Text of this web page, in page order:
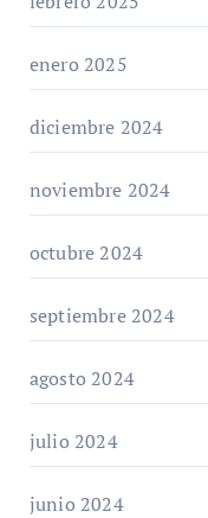
enero 2025
diciembre 2024
noviembre 2024
octubre 2024
septiembre 2024
agosto 2024
julio 2024
junio 2024